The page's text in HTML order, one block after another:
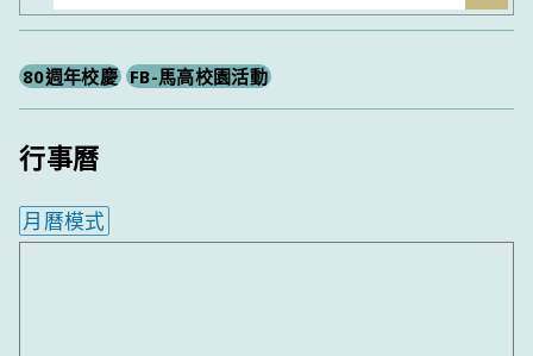
尋
80週年校慶 FB-馬高校園活動
行事曆
月曆模式